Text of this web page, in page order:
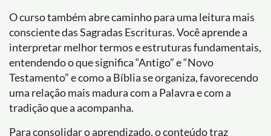
O curso também abre caminho para uma leitura mais
consciente das Sagradas Escrituras. Você aprende a
interpretar melhor termos e estruturas fundamentais,
entendendo o que significa “Antigo” e “Novo
Testamento” e como a Bíblia se organiza, favorecendo
uma relação mais madura com a Palavra e com a
tradição que a acompanha.
Para consolidar o aprendizado, o conteúdo traz